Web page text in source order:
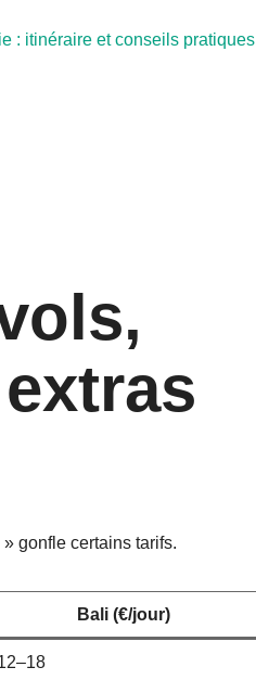
: itinéraire et conseils pratiques
gonfle certains tarifs.
Bali (€/jour)